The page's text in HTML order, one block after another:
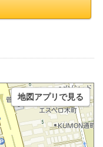
地図アプリで見る